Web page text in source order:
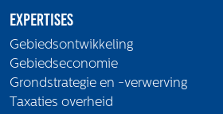
Expertises
Gebiedsontwikkeling
Gebiedseconomie
Grondstrategie en -verwerving
Taxaties overheid